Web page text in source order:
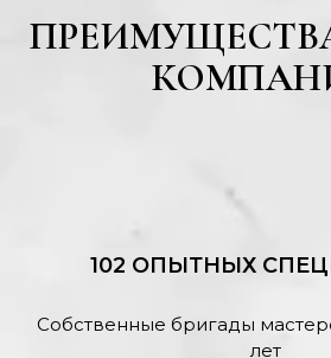
102 ОПЫТНЫХ
Собственные бригады
лет